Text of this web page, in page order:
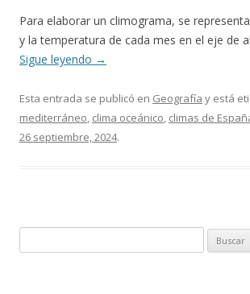
Para elaborar un climograma, se
y la temperatura de cada mes en el eje de
Sigue leyendo →
Esta entrada se publicó en Geografía y está
mediterráneo, clima oceánico, climas de
26 septiembre, 2024.